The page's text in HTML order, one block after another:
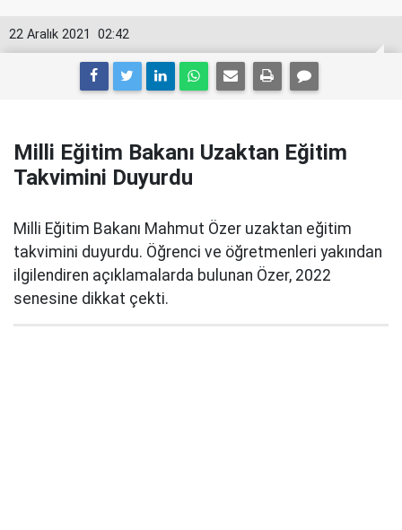
02:42
22 Aralık 2021
Milli Eğitim Bakanı Uzaktan Eğitim
Takvimini Duyurdu
Milli Eğitim Bakanı Mahmut Özer uzaktan eğitim
takvimini duyurdu. Öğrenci ve öğretmenleri yakından
ilgilendiren açıklamalarda bulunan Özer, 2022
senesine dikkat çekti.